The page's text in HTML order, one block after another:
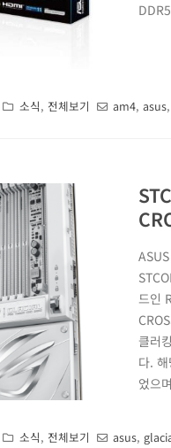
소식, 전체보기 am4,asus,
드인
클러
다.
었으
소식, 전체보기 asus,